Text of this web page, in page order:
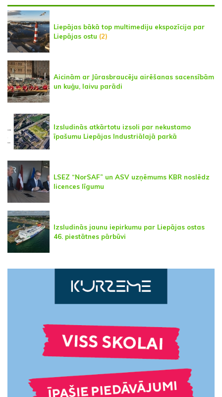
Liepājas bākā top multimediju ekspozīcija par
Liepājas ostu (2)
Aicinām ar Jūrasbraucēju airēšanas sacensībām
un kuģu, laivu parādi
Izsludinās atkārtotu izsoli par nekustamo
īpašumu Liepājas Industriālajā parkā
LSEZ “NorSAF” un ASV uzņēmums KBR noslēdz
licences līgumu
Izsludinās jaunu iepirkumu par Liepājas ostas
46. piestātnes pārbūvi